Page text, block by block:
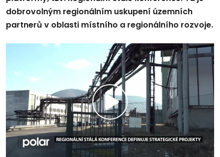
dobrovolným regionálním uskupení územních
partnerů v oblasti místního a regionálního rozvoje.
Přehrát
video